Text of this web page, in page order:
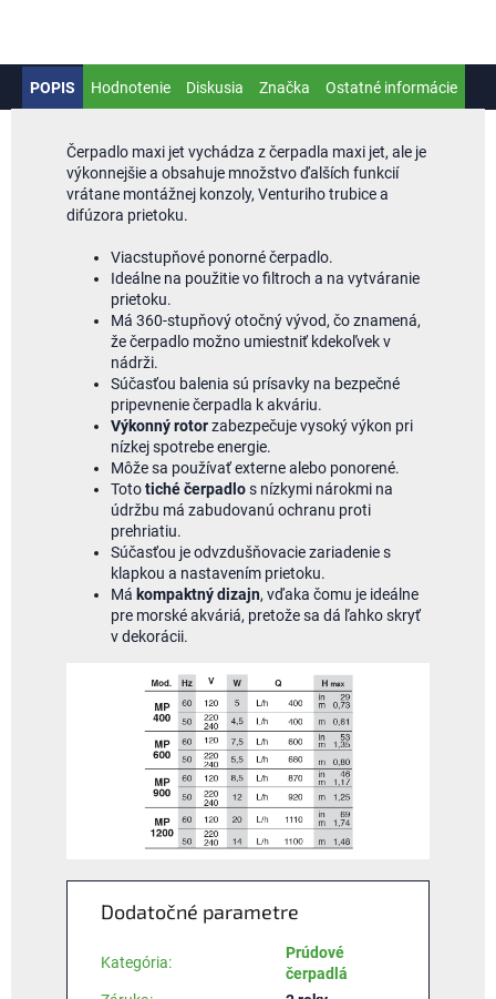
POPIS Hodnotenie Diskusia Značka Ostatné informácie
Čerpadlo maxi jet vychádza z čerpadla maxi jet, ale je
výkonnejšie a obsahuje množstvo ďalších funkcií
vrátane montážnej konzoly, Venturiho trubice a
difúzora prietoku.
Viacstupňové ponorné čerpadlo.
Ideálne na použitie vo filtroch a na vytváranie
prietoku.
Má 360-stupňový otočný vývod, čo znamená,
že čerpadlo možno umiestniť kdekoľvek v
nádrži.
Súčasťou balenia sú prísavky na bezpečné
pripevnenie čerpadla k akváriu.
Výkonný rotorzabezpečuje vysoký výkon pri
nízkej spotrebe energie.
Môže sa používať externe alebo ponorené.
Tototiché čerpadlos nízkymi nárokmi na
údržbu má zabudovanú ochranu proti
prehriatiu.
Súčasťou je odvzdušňovacie zariadenie s
klapkou a nastavením prietoku.
Má kompaktný dizajn, vďaka čomu je ideálne
pre morské akváriá, pretože sa dá ľahko skryť
v dekorácii.
Dodatočné parametre
Kategória:
Prúdové
čerpadlá